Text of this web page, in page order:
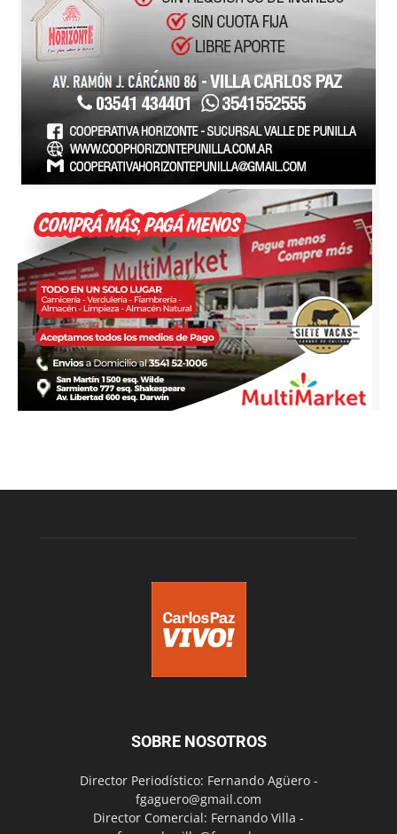
SOBRE NOSOTROS
Director Periodístico: Fernando Agüero -
fgaguero@gmail.com
Director Comercial: Fernando Villa -